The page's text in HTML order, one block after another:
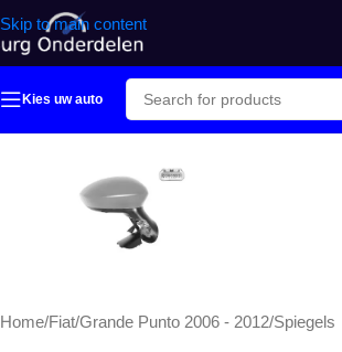
Skip to main content
Kies uw auto
Home/Fiat/Grande Punto 2006 - 2012/Spiegels